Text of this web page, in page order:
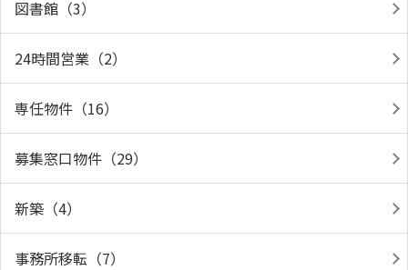
図書館（3）
24時間営業（2）
専任物件（16）
募集窓口物件（29）
新築（4）
事務所移転（7）